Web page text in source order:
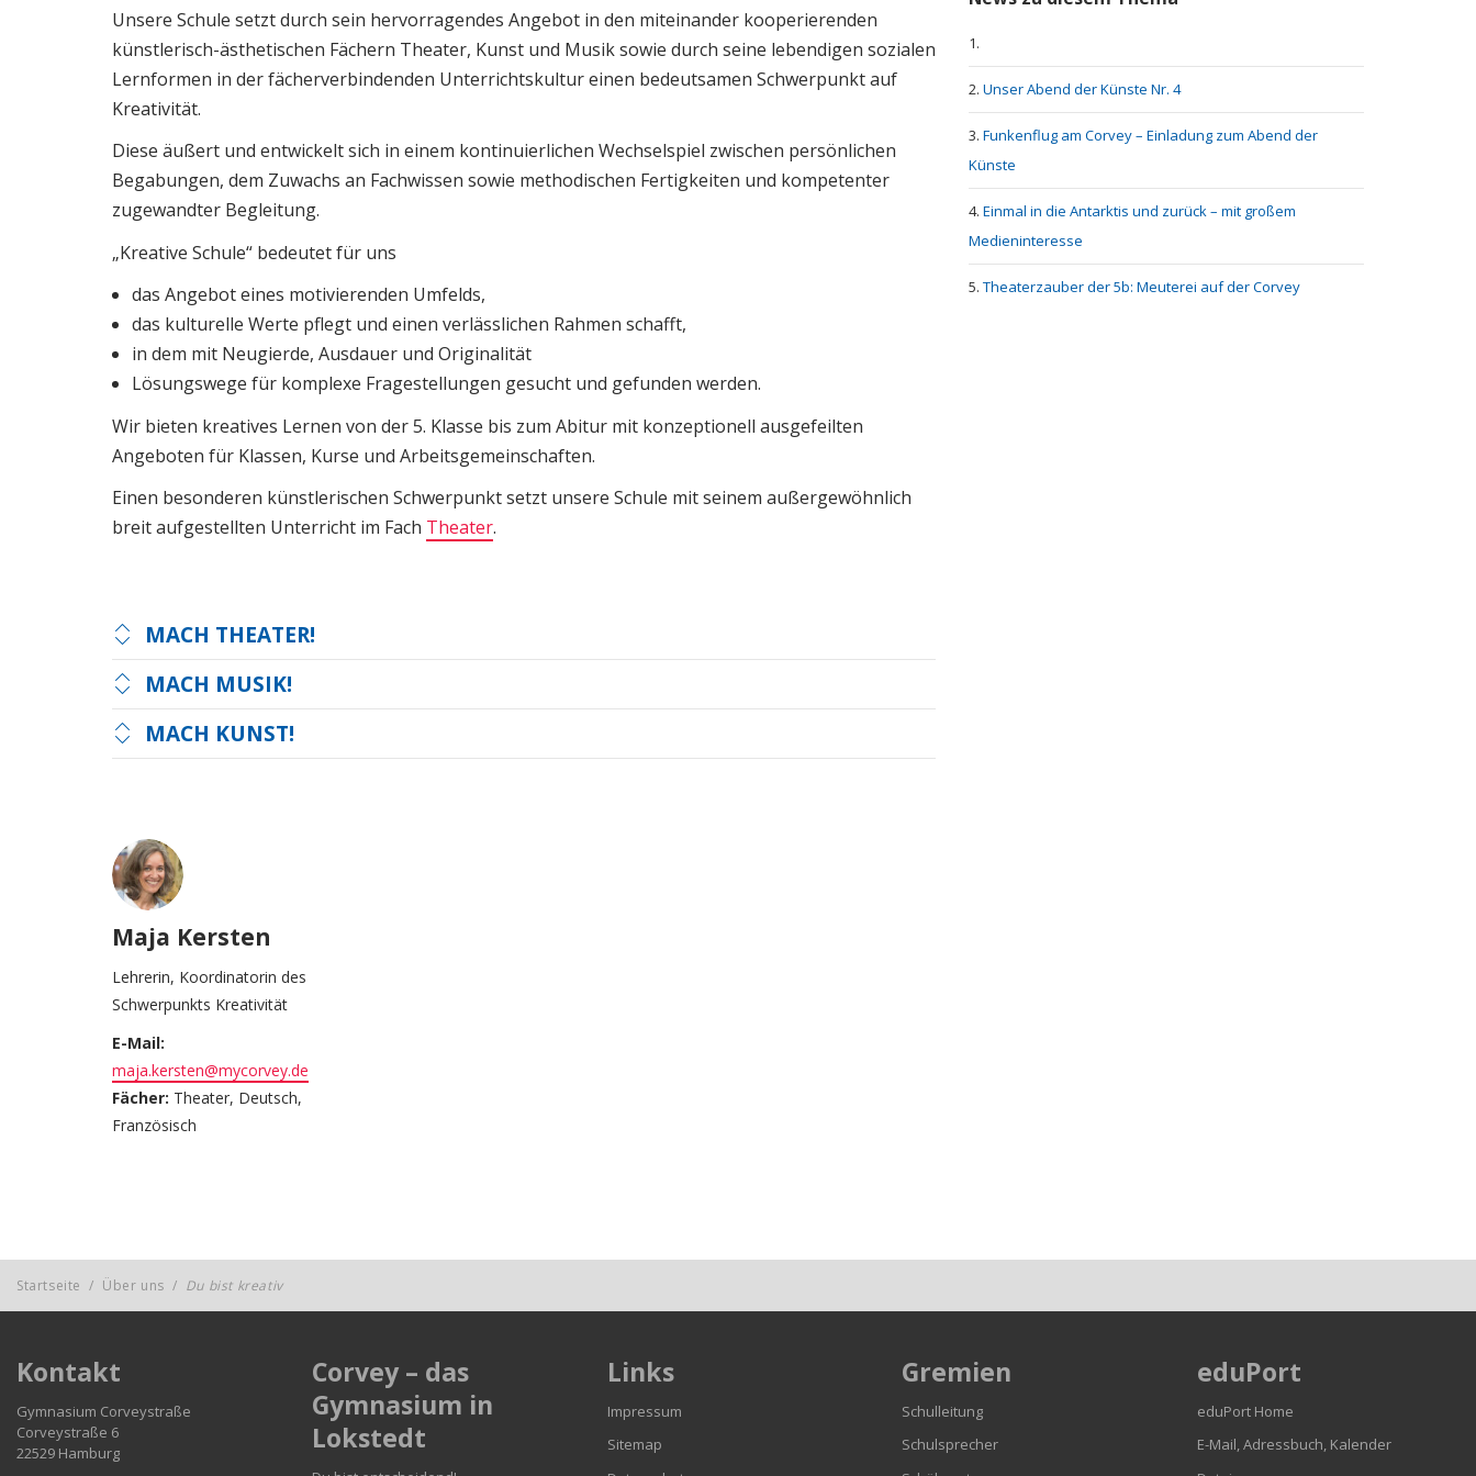
Unsere Schule setzt durch sein hervorragendes Angebot in den miteinander kooperierenden
künstlerisch-ästhetischen Fächern Theater, Kunst und Musik sowie durch seine lebendigen sozialen
Lernformen in der fächerverbindenden Unterrichtskultur einen bedeutsamen Schwerpunkt auf
Kreativität.
Diese äußert und entwickelt sich in einem kontinuierlichen Wechselspiel zwischen persönlichen
Begabungen, dem Zuwachs an Fachwissen sowie methodischen Fertigkeiten und kompetenter
zugewandter Begleitung.
„Kreative Schule“ bedeutet für uns
das Angebot eines motivierenden Umfelds,
das kulturelle Werte pflegt und einen verlässlichen Rahmen schafft,
in dem mit Neugierde, Ausdauer und Originalität
Lösungswege für komplexe Fragestellungen gesucht und gefunden werden.
Wir bieten kreatives Lernen von der 5. Klasse bis zum Abitur mit konzeptionell ausgefeilten
Angeboten für Klassen, Kurse und Arbeitsgemeinschaften.
Einen besonderen künstlerischen Schwerpunkt setzt unsere Schule mit seinem außergewöhnlich
breit aufgestellten Unterricht im Fach Theater.
MACH THEATER!
MACH MUSIK!
MACH KUNST!
Maja Kersten
Lehrerin, Koordinatorin des
Schwerpunkts Kreativität
E-Mail:
maja.kersten@mycorvey.de
Fächer: Theater, Deutsch,
Französisch
Unser Abend der Künste Nr. 4
Funkenflug am Corvey – Einladung zum Abend der
Künste
Einmal in die Antarktis und zurück – mit großem
Medieninteresse
Theaterzauber der 5b: Meuterei auf der Corvey
Startseite / Über uns / Du bist kreativ
Kontakt
Gymnasium Corveystraße
Corveystraße 6
22529 Hamburg
Corvey – das
Gymnasium in
Lokstedt
Links
Impressum
Sitemap
Gremien
Schulleitung
Schulsprecher
eduPort
eduPort Home
E-Mail, Adressbuch, Kalender